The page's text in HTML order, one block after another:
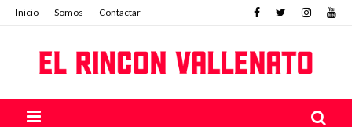
Inicio Somos Contactar